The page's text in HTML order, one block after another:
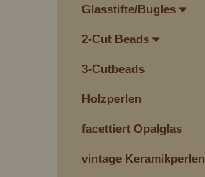
Glasstifte/Bugles
2-Cut Beads
3-Cutbeads
Holzperlen
facettiert Opalglas
vintage Keramikperlen